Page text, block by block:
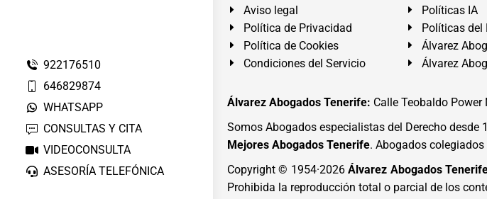
922176510
646829874
WHATSAPP
CONSULTAS Y CITA
VIDEOCONSULTA
ASESORÍA TELEFÓNICA
Aviso legal
Política de Privacidad
Política de Cookies
Condiciones del Servicio
Políticas IA
Políticas del
Álvarez
Álvarez
Álvarez Abogados Tenerife: Calle Teobaldo Power
Somos Abogados especialistas del Derecho desde
Mejores Abogados Tenerife. Abogados colegiados
Copyright © 1954·2026Álvarez Abogados
Prohibida la reproducción total o parcial de los